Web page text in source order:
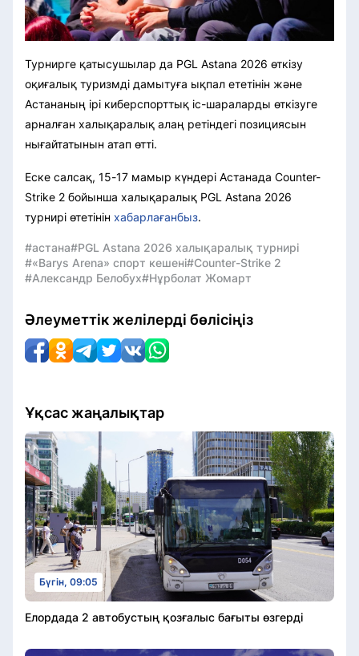
Турнирге қатысушылар да PGL Astana 2026 өткізу
оқиғалық туризмді дамытуға ықпал ететінін және
Астананың ірі киберспорттық іс-шараларды өткізуге
арналған халықаралық алаң ретіндегі позициясын
нығайтатынын атап өтті.
Еске салсақ, 15-17 мамыр күндері Астанада Counter-
Strike 2 бойынша халықаралық PGL Astana 2026
турнирі өтетінін хабарлағанбыз.
#астана#PGL Astana 2026 халықаралық турнирі
#«Barys Arena» спорт кешені#Counter-Strike 2
#Александр Белобух#Нұрболат Жомарт
Әлеуметтік желілерді бөлісіңіз
Ұқсас жаңалықтар
Бүгін, 09:05
Елордада 2 автобустың қозғалыс бағыты өзгерді